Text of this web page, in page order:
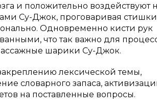
и положительно воздействуют
Су-Джок, проговаривая
Одновременно кисти рук
что так важно для
шарики Су-Джок.
лексической темы,
словарного запаса,
на поставленные вопросы.